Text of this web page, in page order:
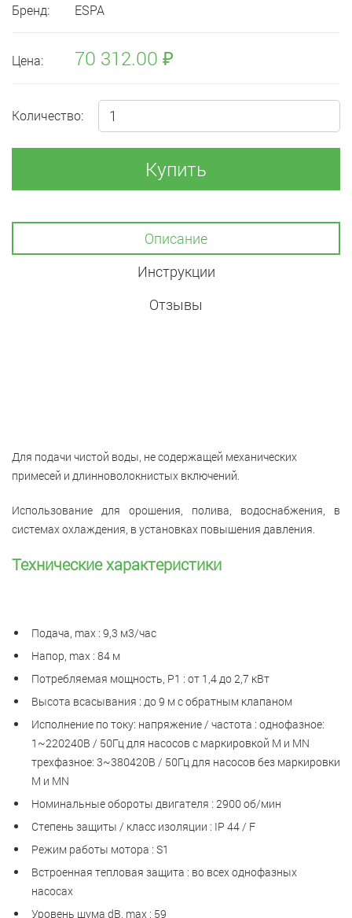
Бренд:
ESPA
Цена: 70 312.00 ₽
Количество:
Купить
Описание
Инструкции
Отзывы
Для подачи чистой воды, не содержащей механических
примесей и длинноволокнистых включений.
Использование для орошения, полива, водоснабжения, в
системах охлаждения, в установках повышения давления.
Технические характеристики
Подача, max : 9,3 м3/час
Напор, max : 84 м
Потребляемая мощность, Р1 : от 1,4 до 2,7 кВт
Высота всасывания : до 9 м с обратным клапаном
Исполнение по току: напряжение / частота : однофазное:
1~220240В / 50Гц для насосов с маркировкой М и MN
трехфазное: 3~380420В / 50Гц для насосов без маркировки
М и MN
Номинальные обороты двигателя : 2900 об/мин
Степень защиты / класс изоляции : IP 44 / F
Режим работы мотора : S1
Встроенная тепловая защита : во всех однофазных
насосах
Уровень шума dB, max : 59